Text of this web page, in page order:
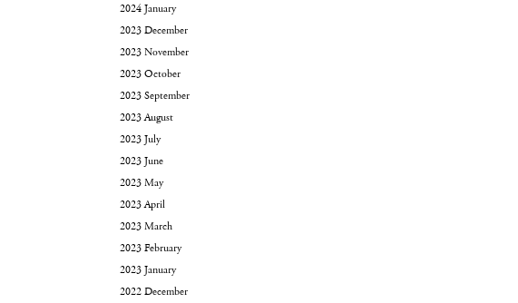
2024 January
2023 December
2023 November
2023 October
2023 September
2023 August
2023 July
2023 June
2023 May
2023 April
2023 March
2023 February
2023 January
2022 December